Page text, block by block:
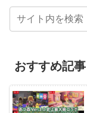
おすすめ記事